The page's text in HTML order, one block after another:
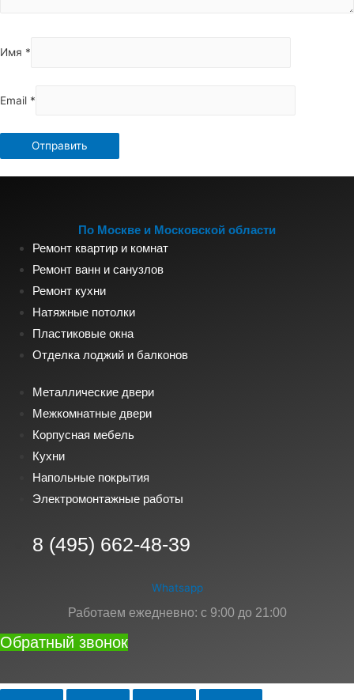
Имя *
Email *
По Москве и Московской области
Ремонт квартир и комнат
Ремонт ванн и санузлов
Ремонт кухни
Натяжные потолки
Пластиковые окна
Отделка лоджий и балконов
Металлические двери
Межкомнатные двери
Корпусная мебель
Кухни
Напольные покрытия
Электромонтажные работы
8 (495) 662-48-39
Whatsapp
Работаем ежедневно: с 9:00 до 21:00
Обратный звонок